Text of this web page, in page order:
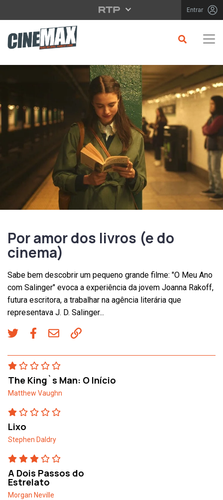
Saltar para o conteúdo principal Entrar
Por amor dos livros (e do
cinema)
Sabe bem descobrir um pequeno grande filme: "O Meu Ano
com Salinger" evoca a experiência da jovem Joanna Rakoff,
futura escritora, a trabalhar na agência literária que
representava J. D. Salinger...
The King`s Man: O Início
Matthew Vaughn
Lixo
Stephen Daldry
A Dois Passos do
Estrelato
Morgan Neville